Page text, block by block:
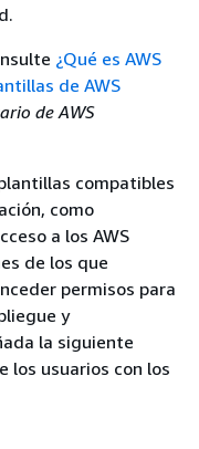
¿Qué es AWS
de AWS
de AWS
compatibles
como
a los AWS
de los que
permisos para
y
la siguiente
los usuarios con los